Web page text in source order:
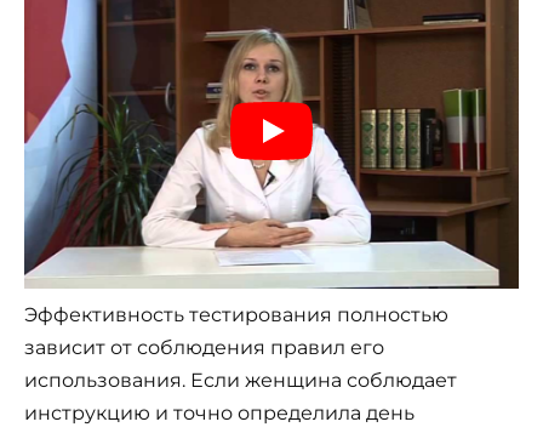
Эффективность тестирования полностью
зависит от соблюдения правил его
использования. Если женщина соблюдает
инструкцию и точно определила день